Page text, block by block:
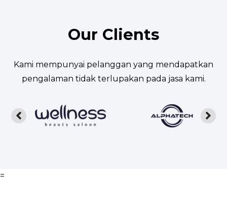
dengan tim kami.Our Clients
Kami mempunyai pelanggan yang mendapatkan
pengalaman tidak terlupakan pada jasa kami.
=